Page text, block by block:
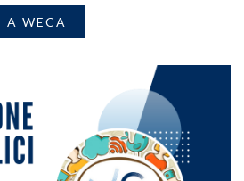
A WECA